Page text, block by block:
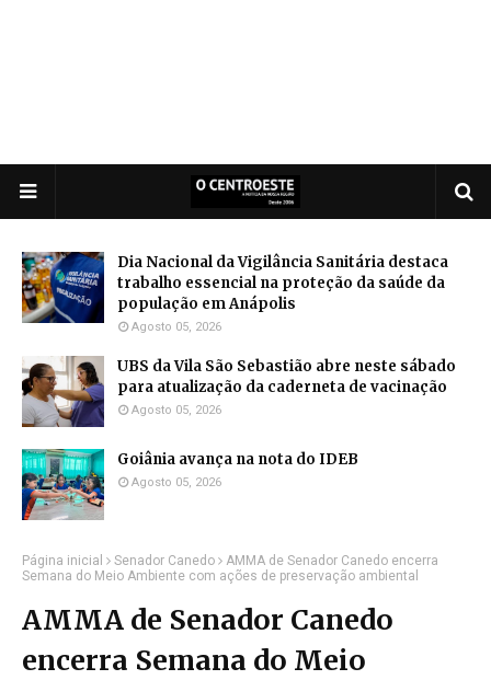
Dia Nacional da Vigilância Sanitária destaca
trabalho essencial na proteção da saúde da
população em Anápolis
Agosto 05, 2026
UBS da Vila São Sebastião abre neste sábado
para atualização da caderneta de vacinação
Agosto 05, 2026
Goiânia avança na nota do IDEB
Agosto 05, 2026
Página inicial Senador Canedo
AMMA de Senador Canedo encerra
Semana do Meio Ambiente com ações de preservação ambiental
AMMA de Senador Canedo
encerra Semana do Meio